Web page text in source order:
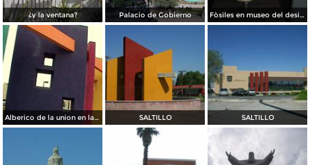
¿y la ventana? Palacio de Gobierno Fòsiles en museo del desierto
Alberico de la union en la Gran Plaza SALTILLO SALTILLO